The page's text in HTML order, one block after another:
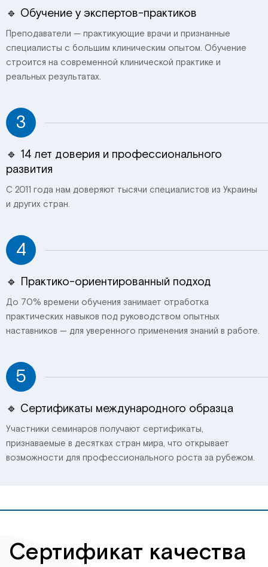
🔹 Обучение у экспертов-практиков
Преподаватели — практикующие врачи и признанные
специалисты с большим клиническим опытом. Обучение
строится на современной клинической практике и
реальных результатах.
3
🔹 14 лет доверия и профессионального
развития
С 2011 года нам доверяют тысячи специалистов из Украины
и других стран.
4
🔹 Практико-ориентированный подход
До 70% времени обучения занимает отработка
практических навыков под руководством опытных
наставников — для уверенного применения знаний в работе.
5
🔹 Сертификаты международного образца
Участники семинаров получают сертификаты,
признаваемые в десятках стран мира, что открывает
возможности для профессионального роста за рубежом.
Сертификат качества